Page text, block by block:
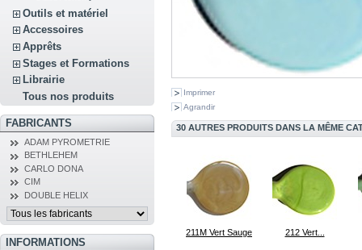
Outils et matériel
Accessoires
Apprêts
Stages et Formations
Librairie
Tous nos produits
FABRICANTS
ADAM PYROMETRIE
BETHLEHEM
CARLO DONA
CIM
DOUBLE HELIX
INFORMATIONS
Imprimer
Agrandir
30 AUTRES PRODUITS DANS LA MÊME
211M Vert Sauge 212 Vert...